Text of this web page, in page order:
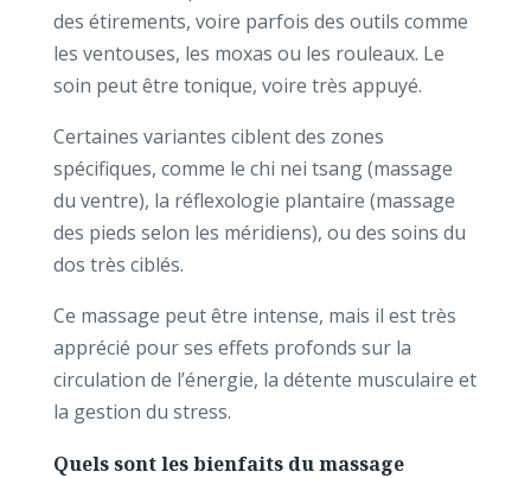
des étirements, voire parfois des outils comme
les ventouses, les moxas ou les rouleaux. Le
soin peut être tonique, voire très appuyé.
Certaines variantes ciblent des zones
spécifiques, comme le chi nei tsang (massage
du ventre), la réflexologie plantaire (massage
des pieds selon les méridiens), ou des soins du
dos très ciblés.
Ce massage peut être intense, mais il est très
apprécié pour ses effets profonds sur la
circulation de l’énergie, la détente musculaire et
la gestion du stress.
Quels sont les bienfaits du massage